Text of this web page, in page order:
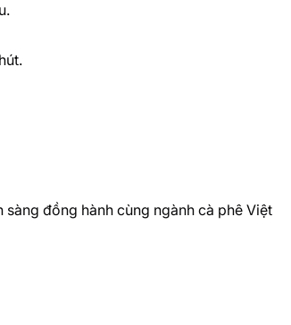
đồng hành cùng ngành cà phê Việt